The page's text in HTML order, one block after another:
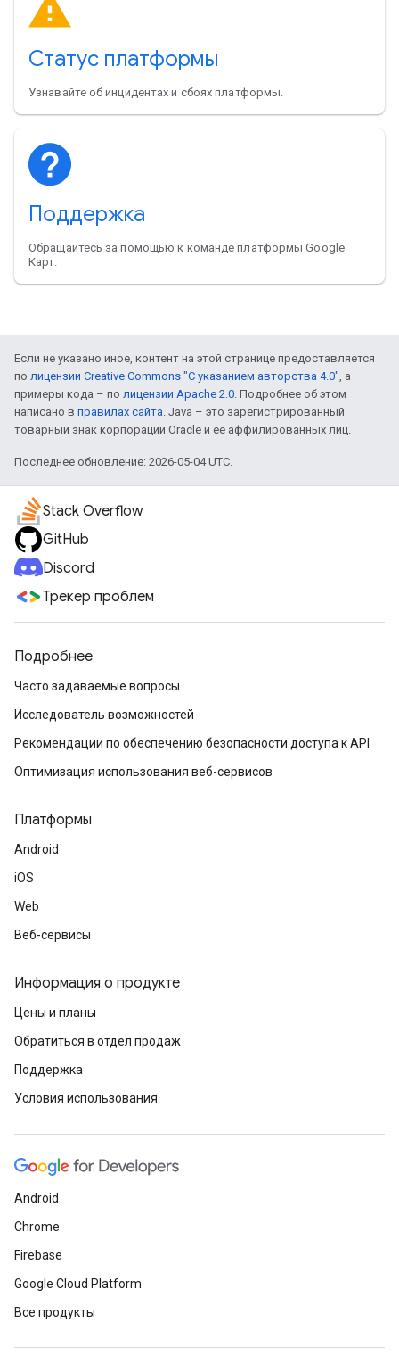
Статус платформы
Узнавайте об инцидентах и сбоях платформы.
Поддержка
Обращайтесь за помощью к команде платформы Google
Карт.
Если не указано иное, контент на этой странице предоставляется
по лицензии Creative Commons "С указанием авторства 4.0", а
примеры кода – по лицензии Apache 2.0. Подробнее об этом
написано в правилах сайта. Java – это зарегистрированный
товарный знак корпорации Oracle и ее аффилированных лиц.
Последнее обновление: 2026-05-04 UTC.
Stack Overflow
GitHub
Discord
Трекер проблем
Подробнее
Часто задаваемые вопросы
Исследователь возможностей
Рекомендации по обеспечению безопасности доступа к API
Оптимизация использования веб-сервисов
Платформы
Android
iOS
Web
Веб-сервисы
Информация о продукте
Цены и планы
Обратиться в отдел продаж
Поддержка
Условия использования
Android
Chrome
Firebase
Google Cloud Platform
Все продукты